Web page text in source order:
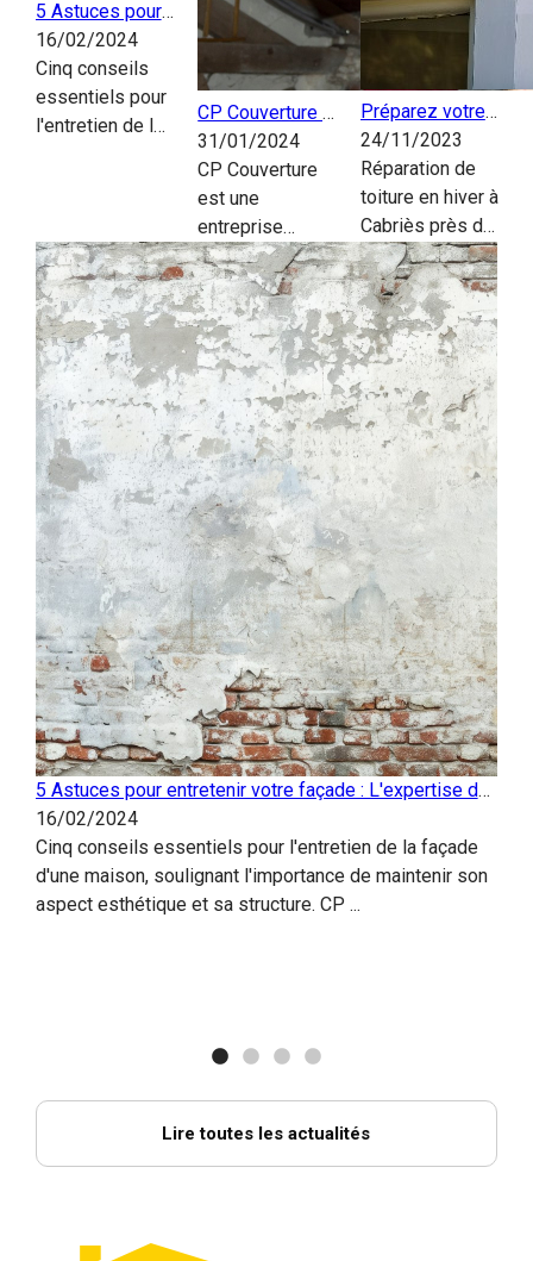
5 Astuces pour
entretenir votre
façade :
L'expertise de
CP Couverture
16/02/2024
Cinq conseils
essentiels pour
l'entretien de la
l'importance de
maintenir son
aspect
esthétique et sa
structure. CP ...
CP Couverture |
Des Toitures
Solides et Bien
Entretenues
près de
Marignane
31/01/2024
CP Couverture
est une
entreprise
spécialisée
dans la
rénovation de
toiture et la
maçonnerie
basée à
Cabriès. Nous
gérons les
urgences et les
...
Préparez votre
Toit pour l'Hiver :
Conseils
Essentiels d'un
couvreur à
Cabriès
24/11/2023
Réparation de
toiture en hiver à
Cabriès près de
Marseille.
L'hiver approche
à grands pas, et
avec lui, la
nécessité de
s'assurer que
votre ...
5 Astuces pour entretenir votre façade : L'expertise de
CP Couverture
16/02/2024
Cinq conseils essentiels pour l'entretien de la façade
d'une maison, soulignant l'importance de maintenir son
aspect esthétique et sa structure. CP ...
Lire toutes les actualités